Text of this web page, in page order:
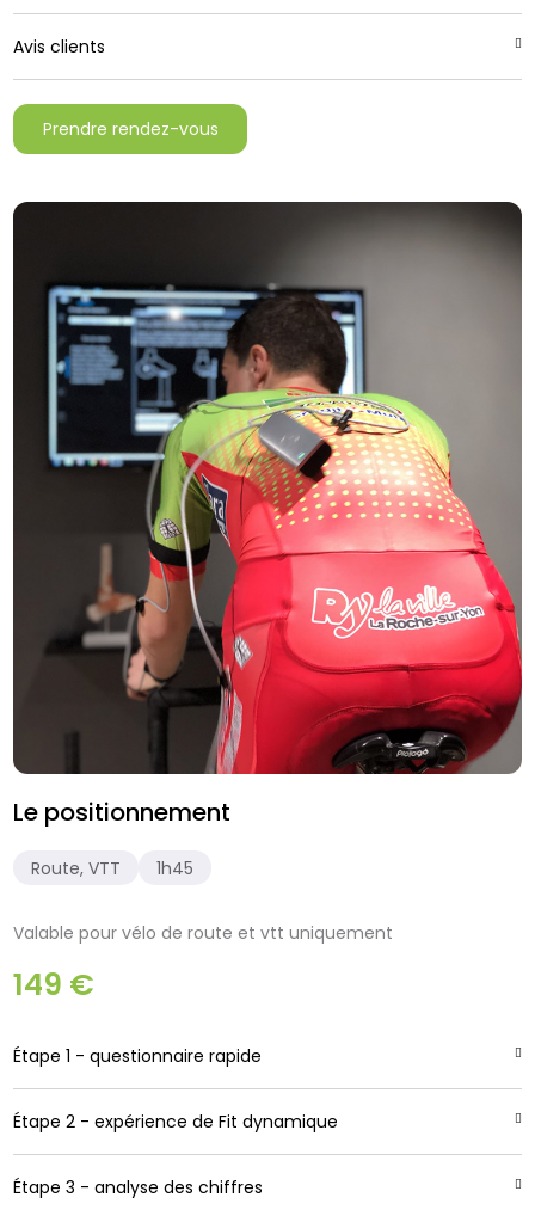
Avis clients
Prendre rendez-vous
Le positionnement
Route, VTT 1h45
Valable pour vélo de route et vtt uniquement
149 €
Étape 1 - questionnaire rapide
Étape 2 - expérience de Fit dynamique
Étape 3 - analyse des chiffres